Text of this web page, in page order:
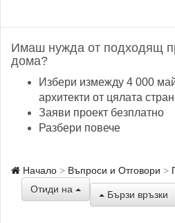
Имаш нужда от подходящ
дома?
Избери измежду 4 000
архитекти от цялата
Заяви проект безплатно
Разбери повече
Начало Въпроси и Отговори
Отиди на
Бързи връзки